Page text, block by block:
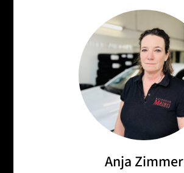
Anja Zimmer